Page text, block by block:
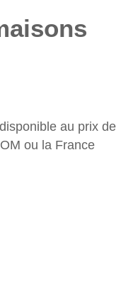
au prix de
ou la France